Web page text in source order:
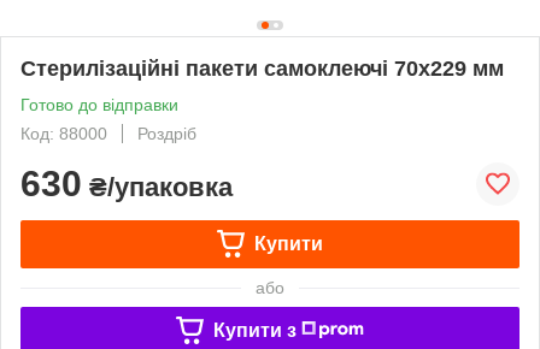
Стерилізаційні пакети самоклеючі 70х229 мм
Готово до відправки
Код: 88000
Роздріб
630 ₴/упаковка
Купити
або
Купити з